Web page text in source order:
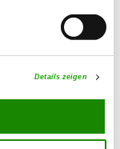
Details zeigen